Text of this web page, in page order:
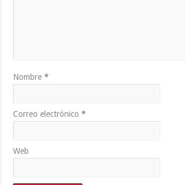
Nombre*
Correo electrónico*
Web